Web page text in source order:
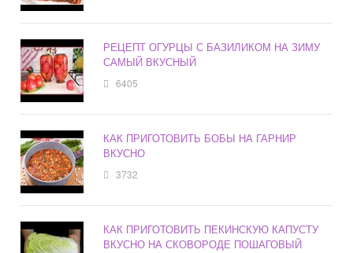
РЕЦЕПТ ОГУРЦЫ С БАЗИЛИКОМ НА ЗИМУ
САМЫЙ ВКУСНЫЙ
6405
КАК ПРИГОТОВИТЬ БОБЫ НА ГАРНИР
ВКУСНО
3732
КАК ПРИГОТОВИТЬ ПЕКИНСКУЮ КАПУСТУ
ВКУСНО НА СКОВОРОДЕ ПОШАГОВЫЙ